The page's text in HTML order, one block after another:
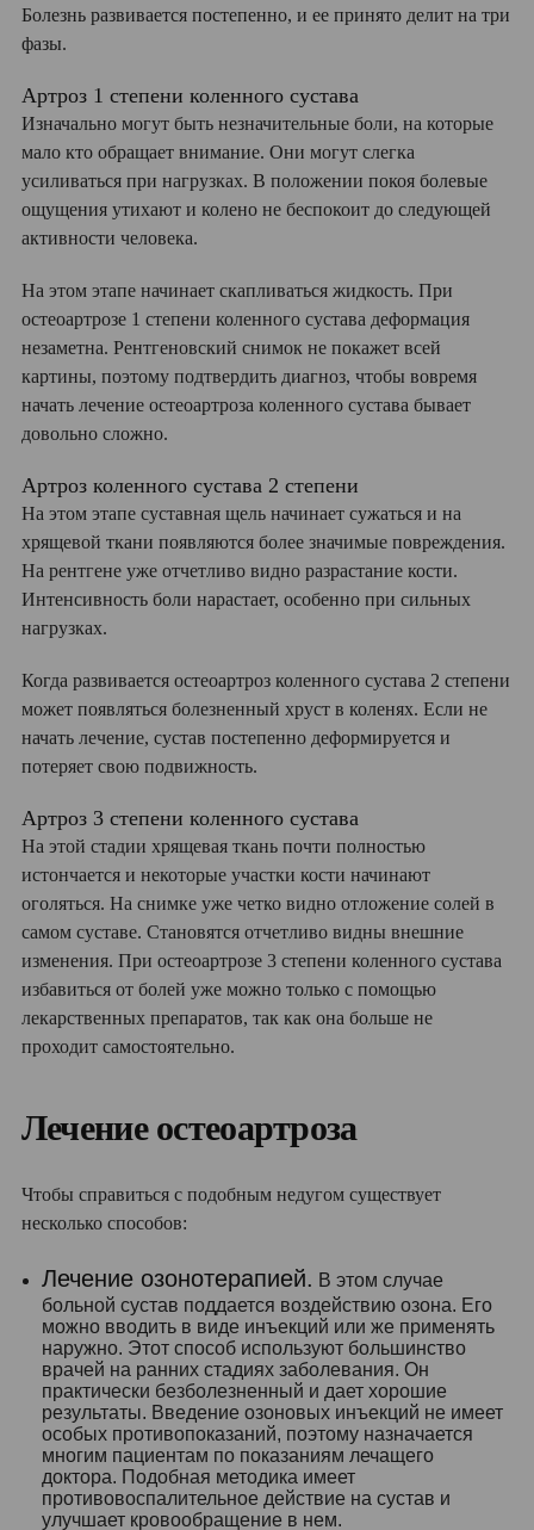
Болезнь развивается постепенно, и ее принято делит на три
фазы.
Артроз 1 степени коленного сустава
Изначально могут быть незначительные боли, на которые
мало кто обращает внимание. Они могут слегка
усиливаться при нагрузках. В положении покоя болевые
ощущения утихают и колено не беспокоит до следующей
активности человека.
На этом этапе начинает скапливаться жидкость. При
остеоартрозе 1 степени коленного сустава деформация
незаметна. Рентгеновский снимок не покажет всей
картины, поэтому подтвердить диагноз, чтобы вовремя
начать лечение остеоартроза коленного сустава бывает
довольно сложно.
Артроз коленного сустава 2 степени
На этом этапе суставная щель начинает сужаться и на
хрящевой ткани появляются более значимые повреждения.
На рентгене уже отчетливо видно разрастание кости.
Интенсивность боли нарастает, особенно при сильных
нагрузках.
Когда развивается остеоартроз коленного сустава 2 степени
может появляться болезненный хруст в коленях. Если не
начать лечение, сустав постепенно деформируется и
потеряет свою подвижность.
Артроз 3 степени коленного сустава
На этой стадии хрящевая ткань почти полностью
истончается и некоторые участки кости начинают
оголяться. На снимке уже четко видно отложение солей в
самом суставе. Становятся отчетливо видны внешние
изменения. При остеоартрозе 3 степени коленного сустава
избавиться от болей уже можно только с помощью
лекарственных препаратов, так как она больше не
проходит самостоятельно.
Лечение остеоартроза
Чтобы справиться с подобным недугом существует
несколько способов:
Лечение озонотерапией. В этом случае
больной сустав поддается воздействию озона. Его
можно вводить в виде инъекций или же применять
наружно. Этот способ используют большинство
врачей на ранних стадиях заболевания. Он
практически безболезненный и дает хорошие
результаты. Введение озоновых инъекций не имеет
особых противопоказаний, поэтому назначается
многим пациентам по показаниям лечащего
доктора. Подобная методика имеет
противовоспалительное действие на сустав и
улучшает кровообращение в нем.